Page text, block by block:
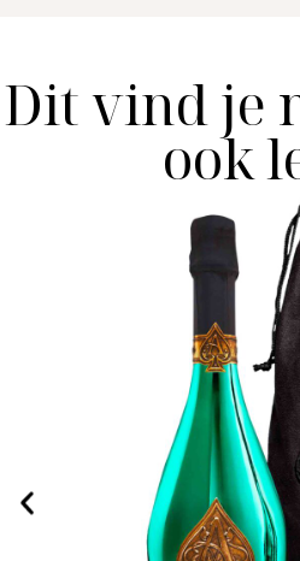
Dit vind je
ook